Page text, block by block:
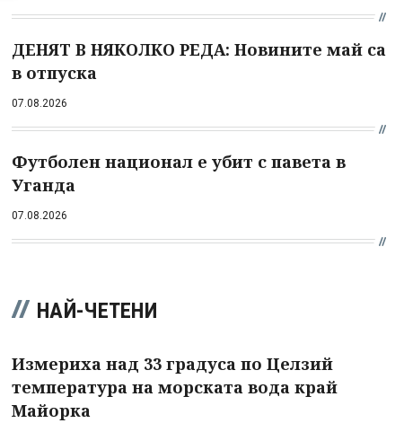
ДЕНЯТ В НЯКОЛКО РЕДА: Новините май са
в отпуска
07.08.2026
Футболен национал е убит с павета в
Уганда
07.08.2026
НАЙ-ЧЕТЕНИ
Измериха над 33 градуса по Целзий
температура на морската вода край
Майорка